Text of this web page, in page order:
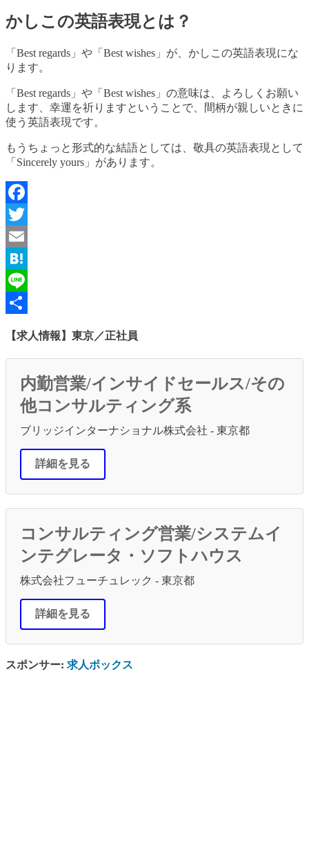
かしこの英語表現とは？
「Best regards」や「Best wishes」が、かしこの英語表現にな
ります。
「Best regards」や「Best wishes」の意味は、よろしくお願い
します、幸運を祈りますということで、間柄が親しいときに
使う英語表現です。
もうちょっと形式的な結語としては、敬具の英語表現として
「Sincerely yours」があります。
Facebook
Twitter
Email
Hatena
Line
【求人情報】東京／正社員
内勤営業/インサイドセールス/その
他コンサルティング系
ブリッジインターナショナル株式会社 - 東京都
詳細を見る
コンサルティング営業/システムイ
ンテグレータ・ソフトハウス
株式会社フューチュレック - 東京都
詳細を見る
スポンサー: 求人ボックス